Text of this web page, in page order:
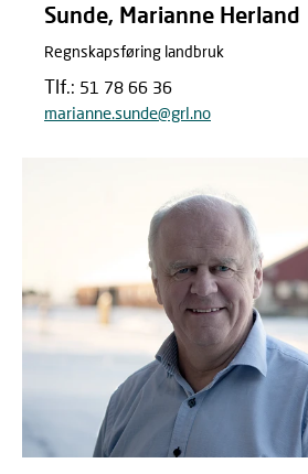
Sunde, Marianne Herland
Regnskapsføring landbruk
Tlf.: 51 78 66 36
marianne.sunde@grl.no